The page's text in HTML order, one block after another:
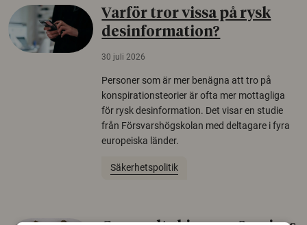
Varför tror vissa på rysk
desinformation?
30 juli 2026
Personer som är mer benägna att tro på
konspirationsteorier är ofta mer mottagliga
för rysk desinformation. Det visar en studie
från Försvarshögskolan med deltagare i fyra
europeiska länder.
Säkerhetspolitik